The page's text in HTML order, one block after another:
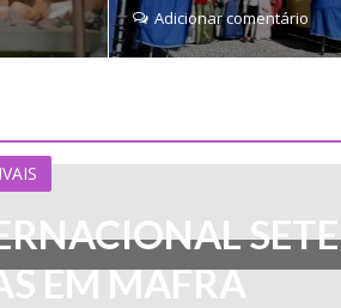
Adicionar comentário
SETE
EM MAFRA